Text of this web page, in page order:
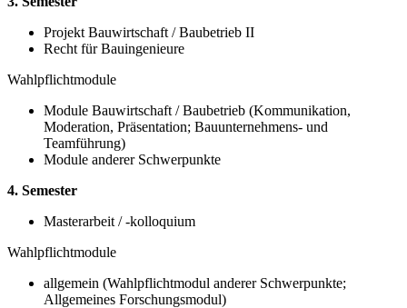
Projekt Bauwirtschaft / Baubetrieb II
Recht für Bauingenieure
Wahlpflichtmodule
Module Bauwirtschaft / Baubetrieb (Kommunikation,
Moderation, Präsentation; Bauunternehmens- und
Teamführung)
Module anderer Schwerpunkte
4. Semester
Masterarbeit / -kolloquium
Wahlpflichtmodule
allgemein (Wahlpflichtmodul anderer Schwerpunkte;
Allgemeines Forschungsmodul)